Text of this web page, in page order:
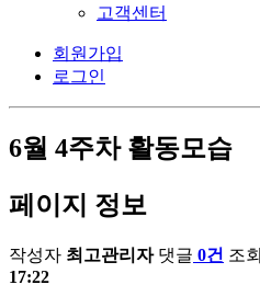
고객센터
회원가입
로그인
6월 4주차 활동모습
페이지 정보
작성자 최고관리자 댓글 0건 조회
17:22